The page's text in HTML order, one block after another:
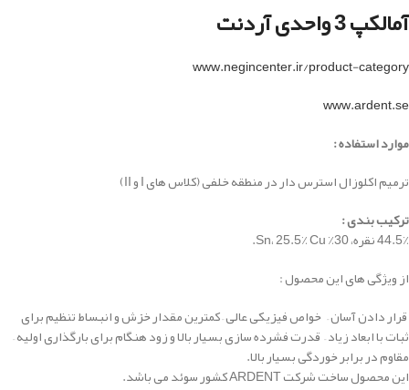
آمالکپ 3 واحدی آردنت
www.negincenter.ir/product-category
www.ardent.se
موارد استفاده :
ترمیم اکلوزال استرس دار در منطقه خلفی (کلاس های I و II)
ترکیب بندی:
44.5٪ نقره، 30٪ Sn، 25.5٪ Cu.
از ویژگی های این محصول :
قرار دادن آسان – خواص فیزیکی عالی – کمترین مقدار خزش و انبساط تنظیم برای
ثبات با ابعاد زیاد – قدرت فشرده سازی بسیار بالا و زود هنگام برای بارگذاری اولیه –
مقاوم در برابر خوردگی بسیار بالا.
این محصول ساخت شرکت ARDENT کشور سوئد می باشد.